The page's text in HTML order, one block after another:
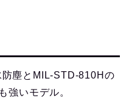
塵とMIL‑STD‑810Hの
強いモデル。